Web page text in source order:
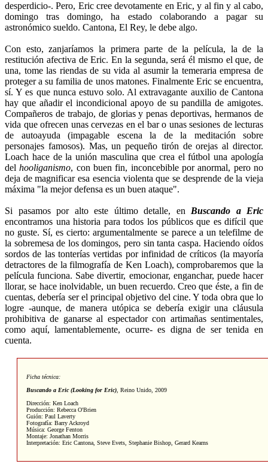
desperdicio-. Pero, Eric cree devotamente en Eric, y al fin y al cabo,
domingo tras domingo, ha estado colaborando a pagar su
astronómico sueldo. Cantona, El Rey, le debe algo.
Con esto, zanjaríamos la primera parte de la película, la de la
restitución afectiva de Eric. En la segunda, será él mismo el que, de
una, tome las riendas de su vida al asumir la temeraria empresa de
proteger a su familia de unos matones. Finalmente Eric se encuentra,
sí. Y es que nunca estuvo solo. Al extravagante auxilio de Cantona
hay que añadir el incondicional apoyo de su pandilla de amigotes.
Compañeros de trabajo, de glorias y penas deportivas, hermanos de
vida que ofrecen unas cervezas en el bar o unas sesiones de lecturas
de autoayuda (impagable escena la de la meditación sobre
personajes famosos). Mas, un pequeño tirón de orejas al director.
Loach hace de la unión masculina que crea el fútbol una apología
delhooliganismo, con buen fin, inconcebible por anormal, pero no
deja de magnificar esa esencia violenta que se desprende de la vieja
máxima "la mejor defensa es un buen ataque".
Si pasamos por alto este último detalle, en Buscando a Eric
encontramos una historia para todos los públicos que es difícil que
no guste. Sí, es cierto: argumentalmente se parece a un telefilme de
la sobremesa de los domingos, pero sin tanta caspa. Haciendo oídos
sordos de las tonterías vertidas por infinidad de críticos (la mayoría
detractores de la filmografía de Ken Loach), comprobaremos que la
película funciona. Sabe divertir, emocionar, enganchar, puede hacer
llorar, se hace inolvidable, un buen recuerdo. Creo que éste, a fin de
cuentas, debería ser el principal objetivo del cine. Y toda obra que lo
logre -aunque, de manera utópica se debería exigir una cláusula
prohibitiva de ganarse al espectador con artimañas sentimentales,
como aquí, lamentablemente, ocurre- es digna de ser tenida en
cuenta.
Ficha técnica:
Buscando a Eric (Looking for Eric), Reino Unido, 2009
Dirección: Ken Loach
Producción: Rebecca O'Brien
Guión: Paul Laverty
Fotografía: Barry Ackroyd
Música: George Fenton
Montaje: Jonathan Morris
Interpretación: Eric Cantona, Steve Evets, Stephanie Bishop, Gerard Kearns